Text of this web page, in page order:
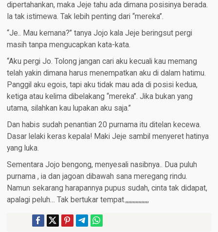
dipertahankan, maka Jeje tahu ada dimana posisinya berada.
Ia tak istimewa. Tak lebih penting dari “mereka”.
“Je.. Mau kemana?” tanya Jojo kala Jeje beringsut pergi
masih tanpa mengucapkan kata-kata.
“Aku pergi Jo. Tolong jangan cari aku kecuali kau memang
telah yakin dimana harus menempatkan aku di dalam hatimu.
Panggil aku egois, tapi aku tidak mau ada di posisi kedua,
ketiga atau kelima dibelakang “mereka”. Jika bukan yang
utama, silahkan kau lupakan aku saja.”
Dan habis sudah penantian 20 purnama itu ditelan kecewa.
Dasar lelaki keras kepala! Maki Jeje sambil menyeret hatinya
yang luka.
Sementara Jojo bengong, menyesali nasibnya.. Dua puluh
purnama , ia dan jagoan dibawah sana meregang rindu.
Namun sekarang harapannya pupus sudah, cinta tak didapat,
apalagi peluh… Tak bertukar tempat.,,,,,,,,,,,,,,,,